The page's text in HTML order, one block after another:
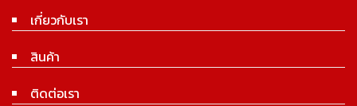
เกี่ยวกับเรา
สินค้า
ติดต่อเรา